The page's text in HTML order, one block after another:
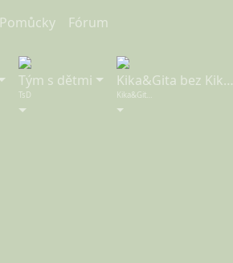
Pomůcky Fórum
Tým s dětmi
TsD
Kika&Gita bez Kik…
Kika&Git…